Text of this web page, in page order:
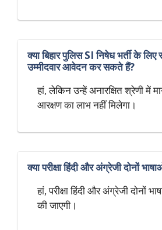
क्या बिहार पुलिस SI निषेध भर्ती के
उम्मीदवार आवेदन कर सकते हैं?
हां, लेकिन उन्हें अनारक्षित श्रेणी में
आरक्षण का लाभ नहीं मिलेगा।
क्या परीक्षा हिंदी और अंग्रेजी दोनों
हां, परीक्षा हिंदी और अंग्रेजी दोनों
की जाएगी।